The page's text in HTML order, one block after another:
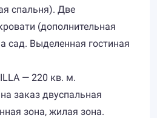
спальня). Две
(дополнительная
сад. Выделенная гостиная
— 220 кв. м.
заказ двуспальная
зона, жилая зона.